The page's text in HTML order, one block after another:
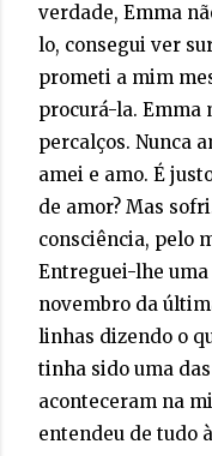
verdade, Emma
lo, consegui ver
prometi a mim
procurá-la. Emma
percalços. Nunca
amei e amo. É
de amor? Mas
consciência, pelo
Entreguei-lhe
novembro da
linhas dizendo o
tinha sido uma
aconteceram na
entendeu de tudo